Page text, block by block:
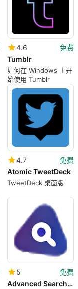
4.6
免费
Tumblr
如何在 Windows 上开
始使用 Tumblr
4.7
免费
Atomic TweetDeck
TweetDeck 桌面版
5
免费
Advanced Search For Facebook